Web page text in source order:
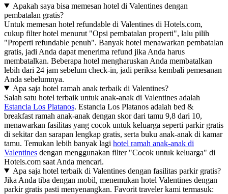
Apakah saya bisa memesan hotel di Valentines dengan
pembatalan gratis?
Untuk memesan hotel refundable di Valentines di Hotels.com,
cukup filter hotel menurut "Opsi pembatalan properti", lalu pilih
"Properti refundable penuh". Banyak hotel menawarkan pembatalan
gratis, jadi Anda dapat menerima refund jika Anda harus
membatalkan. Beberapa hotel mengharuskan Anda membatalkan
lebih dari 24 jam sebelum check-in, jadi periksa kembali pemesanan
Anda sebelumnya.
Apa saja hotel ramah anak terbaik di Valentines?
Salah satu hotel terbaik untuk anak-anak di Valentines adalah
Estancia Los Platanos. Estancia Los Platanos adalah bed &
breakfast ramah anak-anak dengan skor dari tamu 9,8 dari 10,
menawarkan fasilitas yang cocok untuk keluarga seperti parkir gratis
di sekitar dan sarapan lengkap gratis, serta buku anak-anak di kamar
tamu. Temukan lebih banyak lagi hotel ramah anak-anak di
Valentines dengan menggunakan filter "Cocok untuk keluarga" di
Hotels.com saat Anda mencari.
Apa saja hotel terbaik di Valentines dengan fasilitas parkir gratis?
Jika Anda tiba dengan mobil, menemukan hotel Valentines dengan
parkir gratis pasti menyenangkan. Favorit traveler kami termasuk: